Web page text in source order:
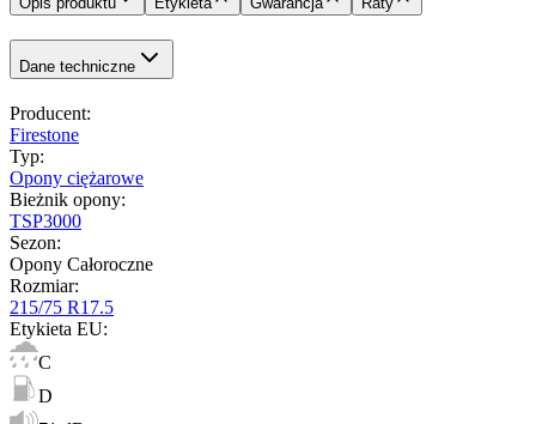
Dane techniczne
Producent:
Firestone
Typ:
Opony ciężarowe
Bieżnik opony:
TSP3000
Sezon:
Opony Całoroczne
Rozmiar:
215/75 R17.5
Etykieta EU:
C
D